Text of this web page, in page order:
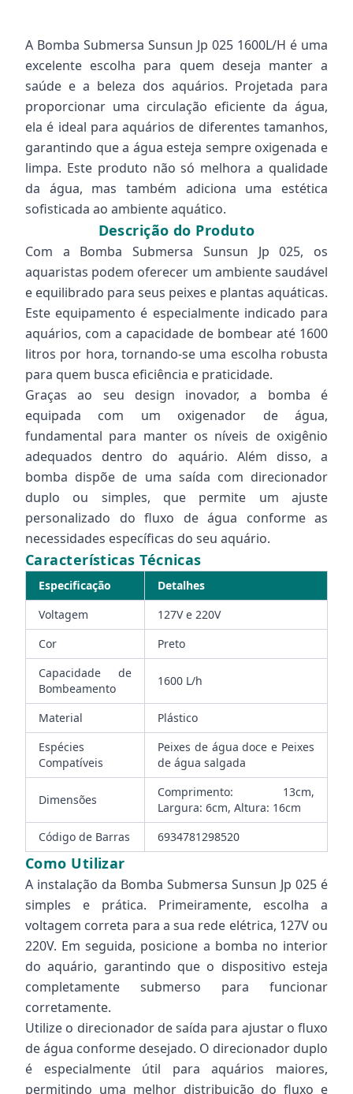
A Bomba Submersa Sunsun Jp 025 1600L/H é uma
excelente escolha para quem deseja manter a
saúde e a beleza dos aquários. Projetada para
proporcionar uma circulação eficiente da água,
ela é ideal para aquários de diferentes tamanhos,
garantindo que a água esteja sempre oxigenada e
limpa. Este produto não só melhora a qualidade
da água, mas também adiciona uma estética
sofisticada ao ambiente aquático.
Descrição do Produto
Com a Bomba Submersa Sunsun Jp 025, os
aquaristas podem oferecer um ambiente saudável
e equilibrado para seus peixes e plantas aquáticas.
Este equipamento é especialmente indicado para
aquários, com a capacidade de bombear até 1600
litros por hora, tornando-se uma escolha robusta
para quem busca eficiência e praticidade.
Graças ao seu design inovador, a bomba é
equipada com um oxigenador de água,
fundamental para manter os níveis de oxigênio
adequados dentro do aquário. Além disso, a
bomba dispõe de uma saída com direcionador
duplo ou simples, que permite um ajuste
personalizado do fluxo de água conforme as
necessidades específicas do seu aquário.
Características Técnicas
Especificação
Detalhes
Voltagem
127V e 220V
Cor
Preto
Capacidade de
Bombeamento
1600 L/h
Material
Plástico
Espécies
Compatíveis
Peixes de água doce e Peixes
de água salgada
Dimensões
Comprimento: 13cm,
Largura: 6cm, Altura: 16cm
Código de Barras
6934781298520
Como Utilizar
A instalação da Bomba Submersa Sunsun Jp 025 é
simples e prática. Primeiramente, escolha a
voltagem correta para a sua rede elétrica, 127V ou
220V. Em seguida, posicione a bomba no interior
do aquário, garantindo que o dispositivo esteja
completamente submerso para funcionar
corretamente.
Utilize o direcionador de saída para ajustar o fluxo
de água conforme desejado. O direcionador duplo
é especialmente útil para aquários maiores,
permitindo uma melhor distribuição do fluxo e